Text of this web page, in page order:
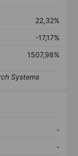
22,32%
-17,17%
1507,98%
-
-